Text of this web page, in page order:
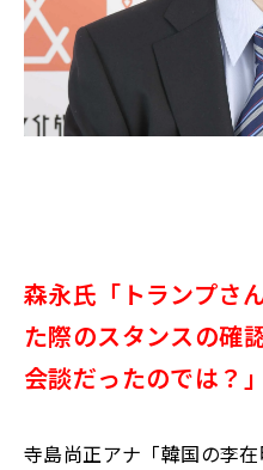
森永氏「トランプさ
た際のスタンスの確
会談だったのでは？」
寺島尚正アナ「韓国の李